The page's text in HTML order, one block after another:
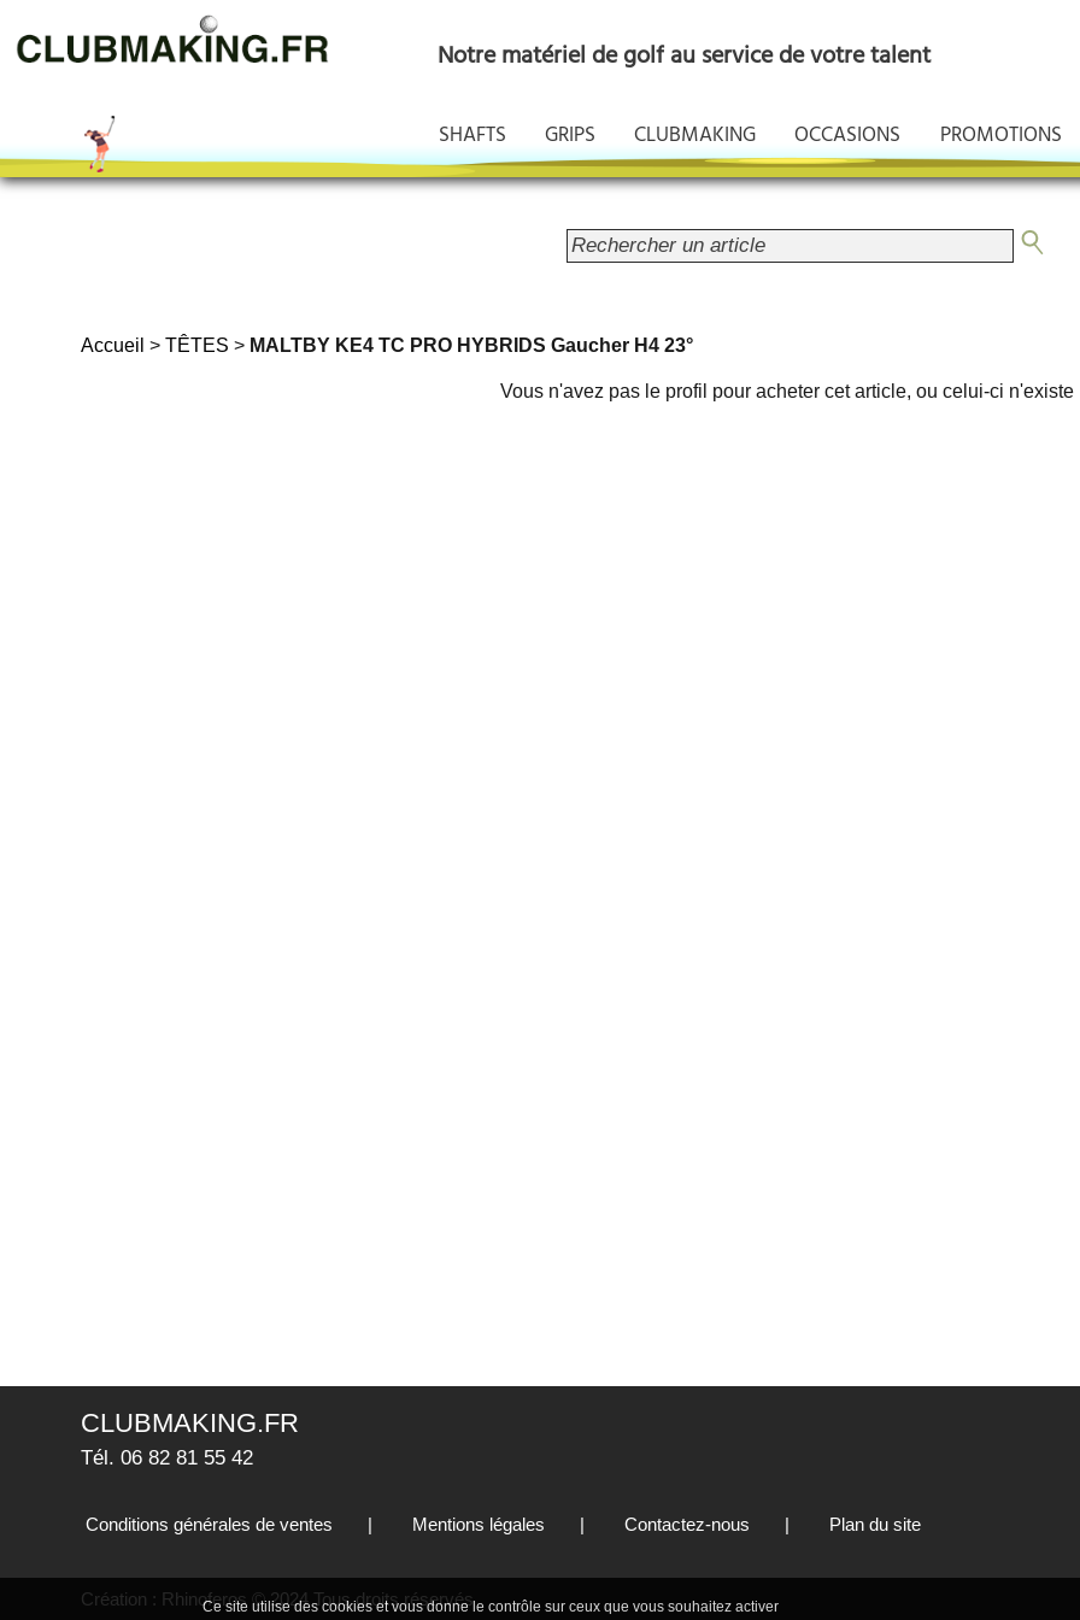
Notre matériel de golf au service de votre talent
SHAFTS GRIPS CLUBMAKING OCCASIONS PROMOTIONS
Accueil >TÊTES > MALTBY KE4 TC PRO HYBRIDS Gaucher H4 23°
Vous n'avez pas le profil pour acheter cet article, ou celui-ci n'existe
CLUBMAKING.FR
Tél. 06 82 81 55 42
Conditions générales de ventes | Mentions légales | Contactez-nous | Plan du site
Création : Rhinoferos © 2024 Tous droits réservés
Ce site utilise des cookies et vous donne le contrôle sur ceux que vous souhaitez activer